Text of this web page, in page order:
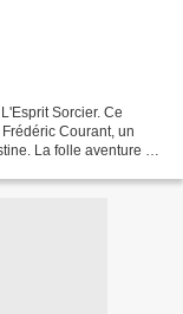
Sorcier. Ce
Courant, un
La folle aventure de